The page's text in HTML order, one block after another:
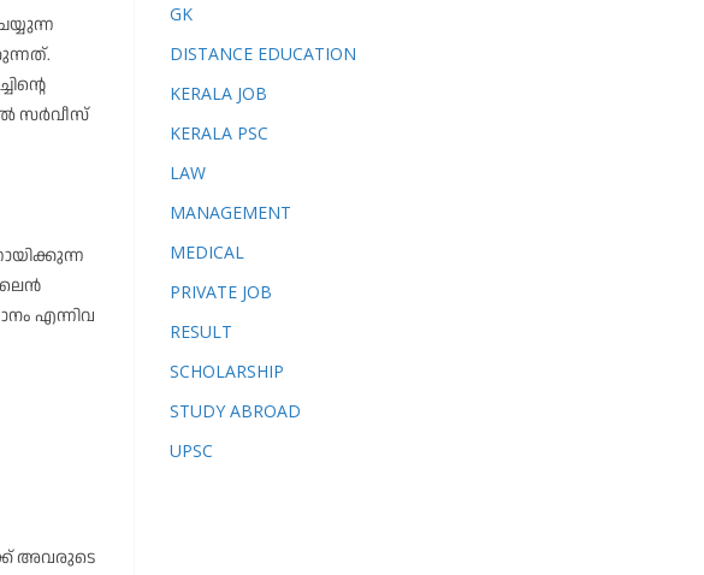
സർവീസ്
എന്നിവ
അവരുടെ
GK
DISTANCE EDUCATION
KERALA JOB
KERALA PSC
LAW
MANAGEMENT
MEDICAL
PRIVATE JOB
RESULT
SCHOLARSHIP
STUDY ABROAD
UPSC